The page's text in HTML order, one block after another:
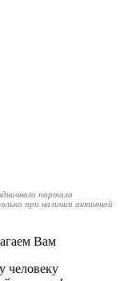
портала
при наличии активной
Вам
человеку